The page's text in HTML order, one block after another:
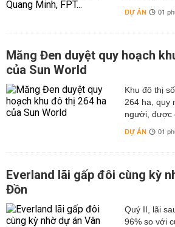
DỰ ÁN 01
Măng Đen duyệt quy hoạch
của Sun World
Khu đô thị
264 ha, quy
người, được
DỰ ÁN 01
Everland lãi gấp đôi cùng kỳ
Đồn
Quý II, lãi
96% so với